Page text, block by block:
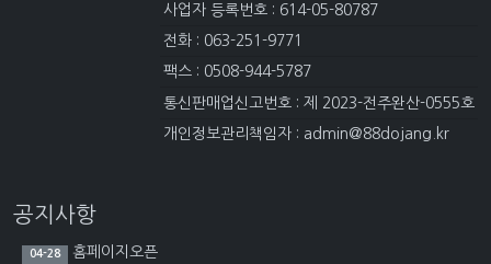
사업자 등록번호 : 614-05-80787
전화 : 063-251-9771
팩스 : 0508-944-5787
통신판매업신고번호 : 제 2023-전주완산-0555호
개인정보관리책임자 : admin@88dojang.kr
공지사항
04-28 홈페이지오픈